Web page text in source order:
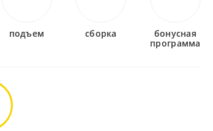
подъем сборка
бонусная
программа